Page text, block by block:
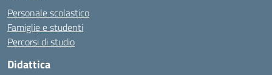
Personale scolastico
Famiglie e studenti
Percorsi di studio
Didattica